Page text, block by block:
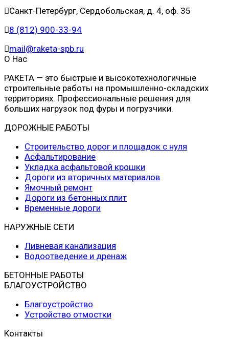
Санкт-Петербург, Сердобольская, д. 4, оф. 35
8 (812) 900-33-94
mail@raketa-spb.ru
О Нас
РАКЕТА — это быстрые и высокотехнологичные
строительные работы на промышленно-складских
территориях. Профессиональные решения для
больших нагрузок под фуры и погрузчики.
ДОРОЖНЫЕ РАБОТЫ
Строительство дорог и площадок с нуля
Асфальтирование
Укладка асфальтовой крошки
Дороги из вторичных материалов
Ямочный ремонт
Дороги из бетонных плит
Временные дороги
НАРУЖНЫЕ СЕТИ
Ливневая канализация
Водоотведение и дренаж
БЕТОННЫЕ РАБОТЫ
БЛАГОУСТРОЙСТВО
Благоустройство
Устройство отмостки
Контакты